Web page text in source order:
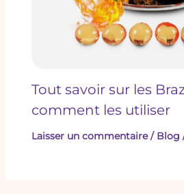
Tout savoir sur les
comment les utiliser
Laisser un commentaire / Blog